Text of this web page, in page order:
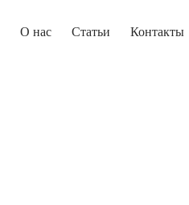
О нас Статьи Контакты